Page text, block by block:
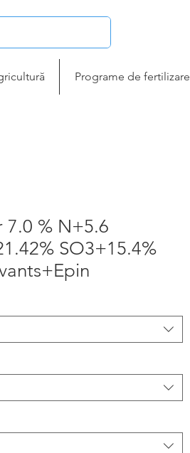
Programe de fertilizare
7.0 % N+5.6
SO3+15.4%